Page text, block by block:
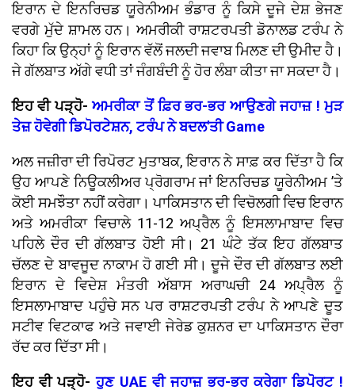
ਇਰਾਨ ਦੇ ਇਨਰਿਚਡ ਯੂਰੇਨੀਅਮ ਭੰਡਾਰ ਨੂੰ ਕਿਸੇ ਦੂਜੇ ਦੇਸ਼ ਭੇਜਣ
ਵਰਗੇ ਮੁੱਦੇ ਸ਼ਾਮਲ ਹਨ। ਅਮਰੀਕੀ ਰਾਸ਼ਟਰਪਤੀ ਡੋਨਾਲਡ ਟਰੰਪ ਨੇ
ਕਿਹਾ ਕਿ ਉਨ੍ਹਾਂ ਨੂੰ ਇਰਾਨ ਵੱਲੋਂ ਜਲਦੀ ਜਵਾਬ ਮਿਲਣ ਦੀ ਉਮੀਦ ਹੈ।
ਜੇ ਗੱਲਬਾਤ ਅੱਗੇ ਵਧੀ ਤਾਂ ਜੰਗਬੰਦੀ ਨੂੰ ਹੋਰ ਲੰਬਾ ਕੀਤਾ ਜਾ ਸਕਦਾ ਹੈ।
ਇਹ ਵੀ ਪੜ੍ਹੋ-ਅਮਰੀਕਾ ਤੋਂ ਫ਼ਿਰ ਭਰ-ਭਰ ਆਉਣਗੇ ਜਹਾਜ਼ ! ਮੁੜ
ਤੇਜ਼ ਹੋਵੇਗੀ ਡਿਪੋਰਟੇਸ਼ਨ, ਟਰੰਪ ਨੇ ਬਦਲ'ਤੀ Game
ਅਲ ਜਜ਼ੀਰਾ ਦੀ ਰਿਪੋਰਟ ਮੁਤਾਬਕ, ਇਰਾਨ ਨੇ ਸਾਫ਼ ਕਰ ਦਿੱਤਾ ਹੈ ਕਿ
ਉਹ ਆਪਣੇ ਨਿਊਕਲੀਅਰ ਪ੍ਰੋਗਰਾਮ ਜਾਂ ਇਨਰਿਚਡ ਯੂਰੇਨੀਅਮ ’ਤੇ
ਕੋਈ ਸਮਝੌਤਾ ਨਹੀਂ ਕਰੇਗਾ। ਪਾਕਿਸਤਾਨ ਦੀ ਵਿਚੋਲਗੀ ਵਿਚ ਇਰਾਨ
ਅਤੇ ਅਮਰੀਕਾ ਵਿਚਾਲੇ 11-12 ਅਪ੍ਰੈਲ ਨੂੰ ਇਸਲਾਮਾਬਾਦ ਵਿਚ
ਪਹਿਲੇ ਦੌਰ ਦੀ ਗੱਲਬਾਤ ਹੋਈ ਸੀ। 21 ਘੰਟੇ ਤੱਕ ਇਹ ਗੱਲਬਾਤ
ਚੱਲਣ ਦੇ ਬਾਵਜੂਦ ਨਾਕਾਮ ਹੋ ਗਈ ਸੀ। ਦੂਜੇ ਦੌਰ ਦੀ ਗੱਲਬਾਤ ਲਈ
ਇਰਾਨ ਦੇ ਵਿਦੇਸ਼ ਮੰਤਰੀ ਅੱਬਾਸ ਅਰਾਘਚੀ 24 ਅਪ੍ਰੈਲ ਨੂੰ
ਇਸਲਾਮਾਬਾਦ ਪਹੁੰਚੇ ਸਨ ਪਰ ਰਾਸ਼ਟਰਪਤੀ ਟਰੰਪ ਨੇ ਆਪਣੇ ਦੂਤ
ਸਟੀਵ ਵਿਟਕਾਫ ਅਤੇ ਜਵਾਈ ਜੇਰੇਡ ਕੁਸ਼ਨਰ ਦਾ ਪਾਕਿਸਤਾਨ ਦੌਰਾ
ਰੱਦ ਕਰ ਦਿੱਤਾ ਸੀ।
ਇਹ ਵੀ ਪੜ੍ਹੋ-ਹੁਣ UAE ਵੀ ਜਹਾਜ਼ ਭਰ-ਭਰ ਕਰੇਗਾ ਡਿਪੋਰਟ !